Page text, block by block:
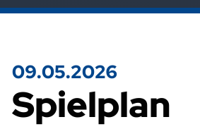
09.05.2026
Spielplan